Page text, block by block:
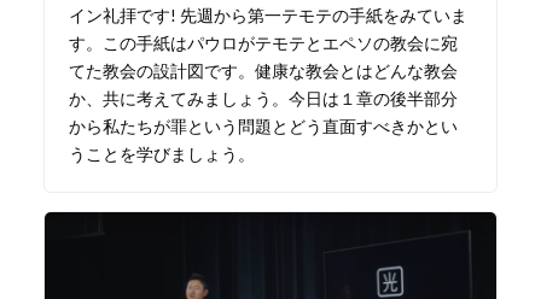
イン礼拝です! 先週から第一テモテの手紙をみていま
す。この手紙はパウロがテモテとエペソの教会に宛
てた教会の設計図です。健康な教会とはどんな教会
か、共に考えてみましょう。今日は１章の後半部分
から私たちが罪という問題とどう直面すべきかとい
うことを学びましょう。